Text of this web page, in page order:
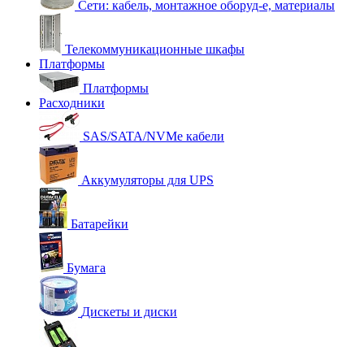
Сети: кабель, монтажное оборуд-е, материалы
Телекоммуникационные шкафы
Платформы
Платформы
Расходники
SAS/SATA/NVMe кабели
Аккумуляторы для UPS
Батарейки
Бумага
Дискеты и диски